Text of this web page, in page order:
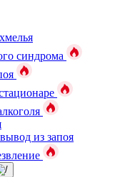
синдрома
из запоя